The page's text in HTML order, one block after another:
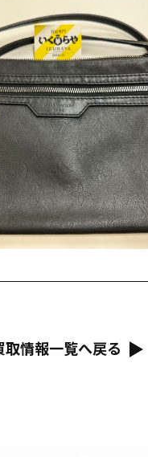
取情報一覧へ戻る